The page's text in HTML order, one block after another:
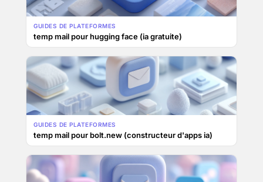
GUIDES DE PLATEFORMES
temp mail pour hugging face (ia gratuite)
GUIDES DE PLATEFORMES
temp mail pour bolt.new (constructeur d'apps ia)